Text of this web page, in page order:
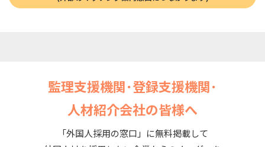
監理支援機関･登録支援機関･
人材紹介会社の皆様へ
「外国人採用の窓口」に無料掲載して